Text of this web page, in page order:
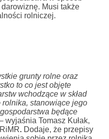
Musi także
rolniczej.
grunty rolne oraz
to co jest objęte
wchodzące w skład
stanowiące jego
będące
wyjaśnia Tomasz Kułak,
. Dodaje, że przepisy